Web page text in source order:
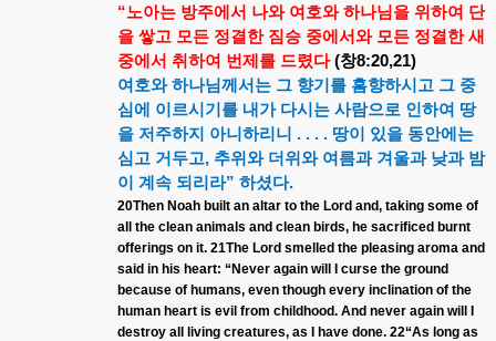
“노아는 방주에서 나와 여호와 하나님을 위하여 단
을 쌓고 모든 정결한 짐승 중에서와 모든 정결한 새
중에서 취하여 번제를 드렸다 (창8:20,21)
여호와 하나님께서는 그 향기를 흠향하시고 그 중
심에
이르시기를 내가 다시는 사람으로 인하여 땅
을 저주하지 아니하리니 . . . . 땅이 있을 동안에는
심고 거두고, 추위와 더위와 여름과 겨울과 낮과 밤
이
계속 되리라” 하셨다.
20Then Noah built an altar to the Lord and, taking some of
all the clean animals and clean birds, he sacrificed burnt
offerings on it. 21The Lord smelled the pleasing aroma and
said in his heart: “Never again will I curse the ground
because of humans, even though every inclination of the
human heart is evil from childhood. And never again will I
destroy all living creatures, as I have done. 22“As long as